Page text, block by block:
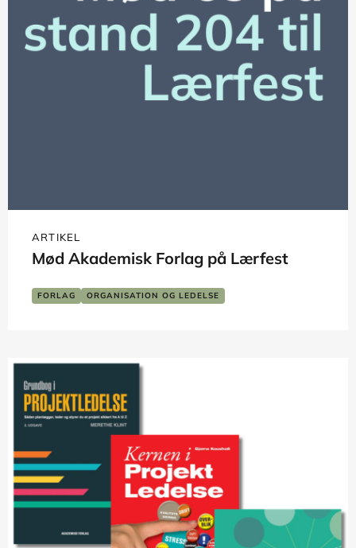
ARTIKEL
Mød Akademisk Forlag på Lærfest
FORLAG
ORGANISATION OG LEDELSE